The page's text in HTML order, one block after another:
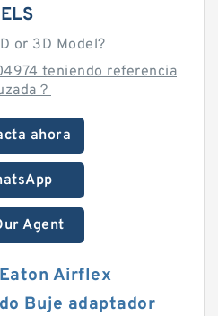
ELS
or 3D Model?
teniendo referencia
？
ahora
Agent
Airflex
Buje adaptador